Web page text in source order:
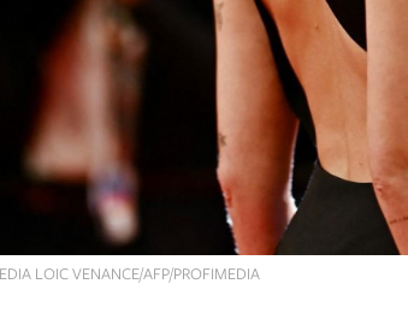
LOIC VENANCE/AFP/PROFIMEDIA